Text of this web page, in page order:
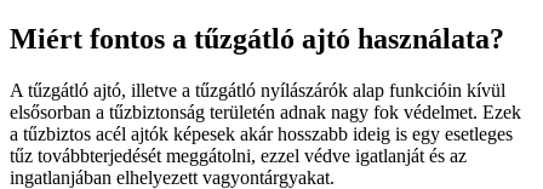
Miért fontos a tűzgátló ajtó használata?
A tűzgátló ajtó, illetve a tűzgátló nyílászárók alap funkcióin kívül
elsősorban a tűzbiztonság területén adnak nagy fok védelmet. Ezek
a tűzbiztos acél ajtók képesek akár hosszabb ideig is egy esetleges
tűz továbbterjedését meggátolni, ezzel védve igatlanját és az
ingatlanjában elhelyezett vagyontárgyakat.